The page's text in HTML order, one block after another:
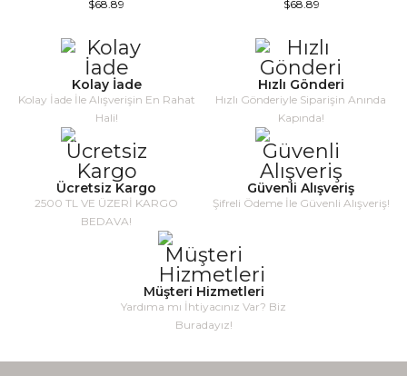
$68.89 $68.89
Kolay İade
Kolay İade İle Alışverişin En Rahat
Hali!
Hızlı Gönderi
Hızlı Gönderiyle Siparişin Anında
Kapında!
Ücretsiz Kargo
2500 TL VE ÜZERİ KARGO
BEDAVA!
Güvenli Alışveriş
Şifreli Ödeme İle Güvenli Alışveriş!
Müşteri Hizmetleri
Yardıma mı İhtiyacınız Var? Biz
Buradayız!